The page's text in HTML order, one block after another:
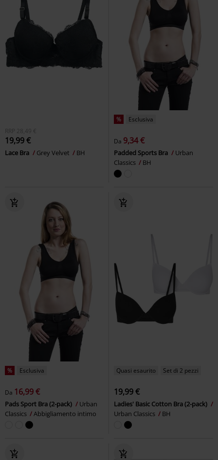
RRP 28,49 €
19,99 €
Lace Bra Grey Velvet BH
% Esclusiva
Da 9,34 €
Padded Sports Bra
Urban
Classics
BH
% Esclusiva
Da 16,99 €
Pads Sport Bra (2-pack)
Urban
Classics
Abbigliamento intimo
Quasi esaurito Set di 2 pezzi
19,99 €
Ladies' Basic Cotton Bra (2-pack)
Urban Classics
BH